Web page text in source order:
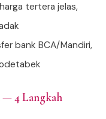
tertera jelas,
bank BCA/Mandiri,
— 4 Langkah